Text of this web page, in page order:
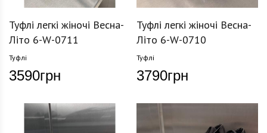
Туфлі легкі жіночі Весна-
Літо 6-W-0711
Туфлі
3590грн
Туфлі легкі жіночі Весна-
Літо 6-W-0710
Туфлі
3790грн